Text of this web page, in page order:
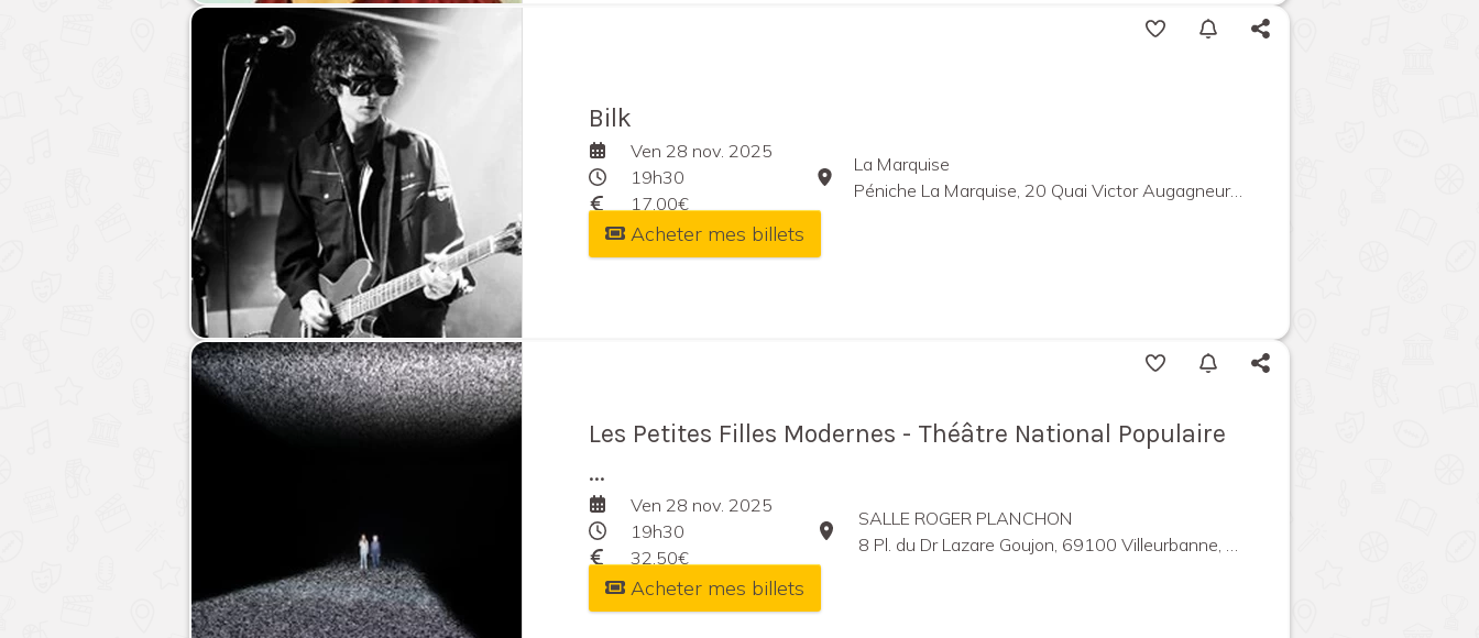
Bilk
Ven 28 nov. 2025
19h30
17,00€
La Marquise
Péniche La Marquise, 20 Quai Victor Augagneur, 69003 Lyon, France
Acheter mes billets
Les Petites Filles Modernes - Théâtre National Populaire
...
Ven 28 nov. 2025
19h30
32,50€
SALLE ROGER PLANCHON
8 Pl. du Dr Lazare Goujon, 69100 Villeurbanne, France
Acheter mes billets